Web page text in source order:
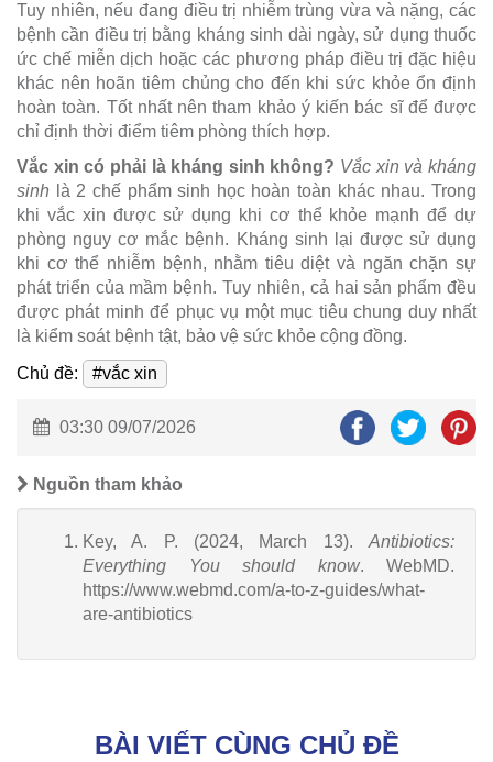
Tuy nhiên, nếu đang điều trị nhiễm trùng vừa và nặng, các
bệnh cần điều trị bằng kháng sinh dài ngày, sử dụng thuốc
ức chế miễn dịch hoặc các phương pháp điều trị đặc hiệu
khác nên hoãn tiêm chủng cho đến khi sức khỏe ổn định
hoàn toàn. Tốt nhất nên tham khảo ý kiến bác sĩ để được
chỉ định thời điểm tiêm phòng thích hợp.
Vắc xin có phải là kháng sinh không? Vắc xin và kháng
sinh là 2 chế phẩm sinh học hoàn toàn khác nhau. Trong
khi vắc xin được sử dụng khi cơ thể khỏe mạnh để dự
phòng nguy cơ mắc bệnh. Kháng sinh lại được sử dụng
khi cơ thể nhiễm bệnh, nhằm tiêu diệt và ngăn chặn sự
phát triển của mầm bệnh. Tuy nhiên, cả hai sản phẩm đều
được phát minh để phục vụ một mục tiêu chung duy nhất
là kiểm soát bệnh tật, bảo vệ sức khỏe cộng đồng.
Chủ đề:
#vắc xin
03:30 09/07/2026
Nguồn tham khảo
Key, A. P. (2024, March 13). Antibiotics:
Everything You should know. WebMD.
https://www.webmd.com/a-to-z-guides/what-
are-antibiotics
BÀI VIẾT CÙNG CHỦ ĐỀ